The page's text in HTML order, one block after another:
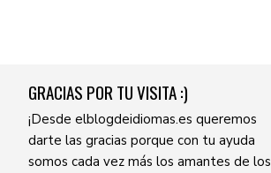
GRACIAS POR TU VISITA :)
¡Desde elblogdeidiomas.es queremos
darte las gracias porque con tu ayuda
somos cada vez más los amantes de los